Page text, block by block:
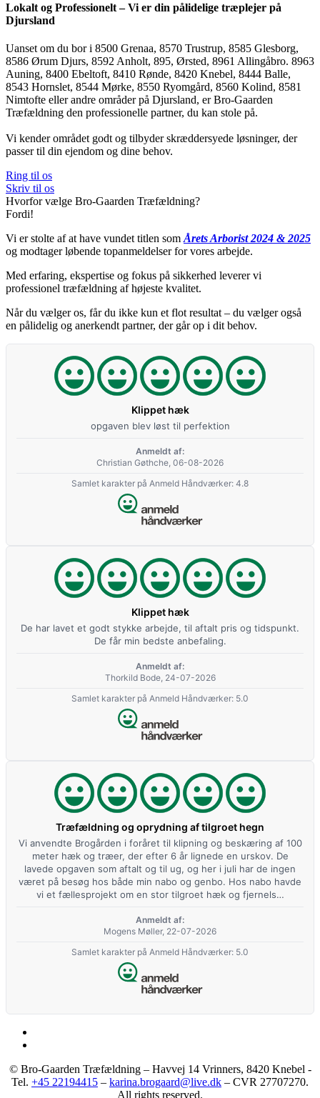
Lokalt og Professionelt – Vi er din pålidelige træplejer på
Djursland
Uanset om du bor i 8500 Grenaa, 8570 Trustrup, 8585 Glesborg,
8586 Ørum Djurs, 8592 Anholt, 895, Ørsted, 8961 Allingåbro. 8963
Auning, 8400 Ebeltoft, 8410 Rønde, 8420 Knebel, 8444 Balle,
8543 Hornslet, 8544 Mørke, 8550 Ryomgård, 8560 Kolind, 8581
Nimtofte eller andre områder på Djursland, er Bro-Gaarden
Træfældning den professionelle partner, du kan stole på.
Vi kender området godt og tilbyder skræddersyede løsninger, der
passer til din ejendom og dine behov.
Ring til os
Skriv til os
Hvorfor vælge Bro-Gaarden Træfældning?
Fordi!
Vi er stolte af at have vundet titlen som Årets Arborist 2024 & 2025
og modtager løbende topanmeldelser for vores arbejde.
Med erfaring, ekspertise og fokus på sikkerhed leverer vi
professionel træfældning af højeste kvalitet.
Når du vælger os, får du ikke kun et flot resultat – du vælger også
en pålidelig og anerkendt partner, der går op i dit behov.
Klippet hæk
opgaven blev løst til perfektion
Anmeldt af:
Christian Gøthche, 06-08-2026
Samlet karakter på Anmeld Håndværker: 4.8
Klippet hæk
De har lavet et godt stykke arbejde, til aftalt pris og tidspunkt.
De får min bedste anbefaling.
Anmeldt af:
Thorkild Bode, 24-07-2026
Samlet karakter på Anmeld Håndværker: 5.0
Træfældning og oprydning af tilgroet hegn
Vi anvendte Brogården i foråret til klipning og beskæring af 100
meter hæk og træer, der efter 6 år lignede en urskov. De
lavede opgaven som aftalt og til ug, og her i juli har de ingen
været på besøg hos både min nabo og genbo. Hos nabo havde
vi et fællesprojekt om en stor tilgroet hæk og fjernels…
Anmeldt af:
Mogens Møller, 22-07-2026
Samlet karakter på Anmeld Håndværker: 5.0
© Bro-Gaarden Træfældning – Havvej 14 Vrinners, 8420 Knebel -
Tel. +45 22194415 – karina.brogaard@live.dk – CVR 27707270.
All rights reserved.